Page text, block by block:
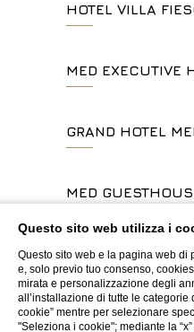
+39 055 212456
HOTEL VILLA
l'Angelico, 35,
+39 055 597252
P.Iva 00434210480
MED EXECUTIVE
+39 055 06 92 860
P.Iva 0043421 048 0
GRAND HOTEL
+39 055 660241
P.Iva 00434210480
MED
Via Cimabue, 6 -
+39 055 0692847
WEBSITE
Questo sito web utilizza i
Questo sito web e la pagina web di
e, solo previo tuo consenso,
mirata e personalizzazione degli
all’installazione di tutte le categorie
cookie” mentre per selezionare
"Seleziona i cookie"; mediante la